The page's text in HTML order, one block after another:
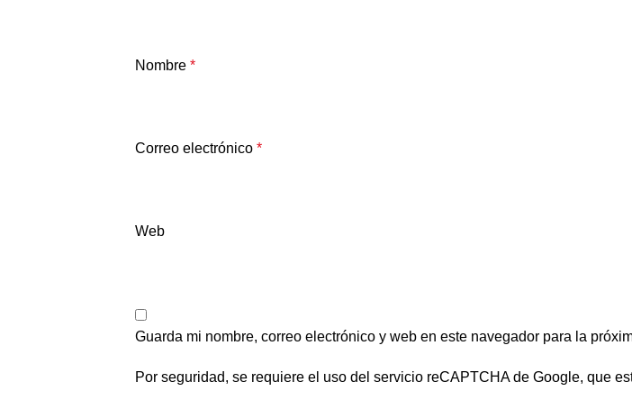
Nombre *
Correo electrónico *
Web
Guarda mi nombre, correo electrónico y web en este navegador para la
Por seguridad, se requiere el uso del servicio reCAPTCHA de Google, que